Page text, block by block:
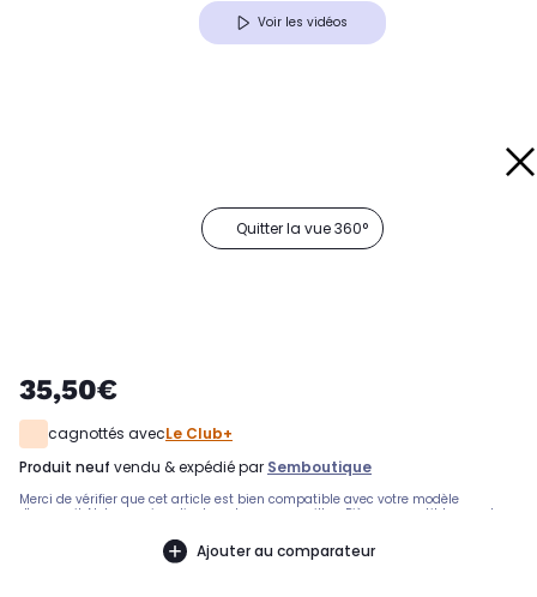
Voir les vidéos
Quitter la vue 360°
35,50€
cagnottés avecLe Club+
produit neuf vendu & expédié par Semboutique
Merci de vérifier que cet article est bien compatible avec votre modèle
d'appareil. Notre service client peut vous conseiller. .Pièce compatible avec les
Ajouter au comparateur